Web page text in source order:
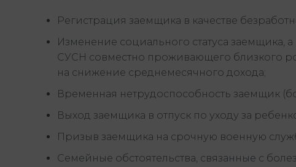
Регистрация заемщика в качестве
Изменение социального статуса заемщика,
СУСН совместно проживающего близкого
на снижение среднемесячного дохода;
Временная нетрудоспособность заемщик
Выход заемщика в отпуск по уходу за
Призыв заемщика на срочную военную
Семейные обстоятельства, связанные с